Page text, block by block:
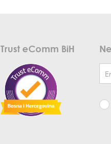
Trust eComm BiH